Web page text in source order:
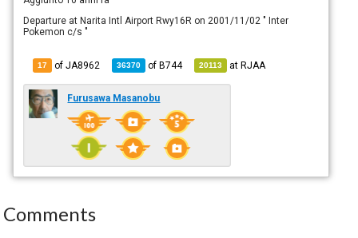
Departure at Narita Intl Airport Rwy16R on 2001/11/02 " Inter
Pokemon c/s "
17 of JA8962 36370 ofB744 20113 atRJAA
Furusawa Masanobu
Comments